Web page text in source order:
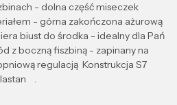
- dolna część miseczek
- górna zakończona ażurową
biust do środka - idealny dla Pań
z boczną fiszbiną - zapinany na
regulacją Konstrukcja S7
.